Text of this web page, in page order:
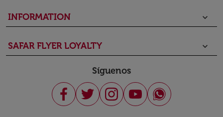
INFORMATION keyboard_arrow_down
SAFAR FLYER LOYALTY keyboard_arrow_down
Síguenos